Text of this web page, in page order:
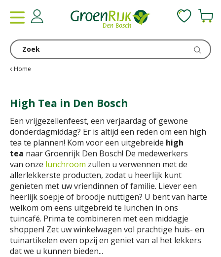
Home
High Tea in Den Bosch
Een vrijgezellenfeest, een verjaardag of gewone
donderdagmiddag? Er is altijd een reden om een high
tea te plannen! Kom voor een uitgebreide high
tea naarGroenrijk Den Bosch! De medewerkers
van onze lunchroom zullen u verwennen met de
allerlekkerste producten, zodat u heerlijk kunt
genieten met uw vriendinnen of familie. Liever een
heerlijk soepje of broodje nuttigen? U bent van harte
welkom om eens uitgebreid te lunchen in ons
tuincafé. Prima te combineren met een middagje
shoppen! Zet uw winkelwagen vol prachtige huis- en
tuinartikelen even opzij en geniet van al het lekkers
dat we u kunnen bieden...